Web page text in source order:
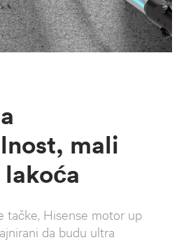
mali
tačke, Hisense motor up
da budu ultra